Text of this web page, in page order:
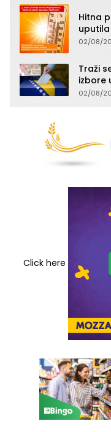
Hitna
02/08/
Traži
izbore
02/08/
Click here